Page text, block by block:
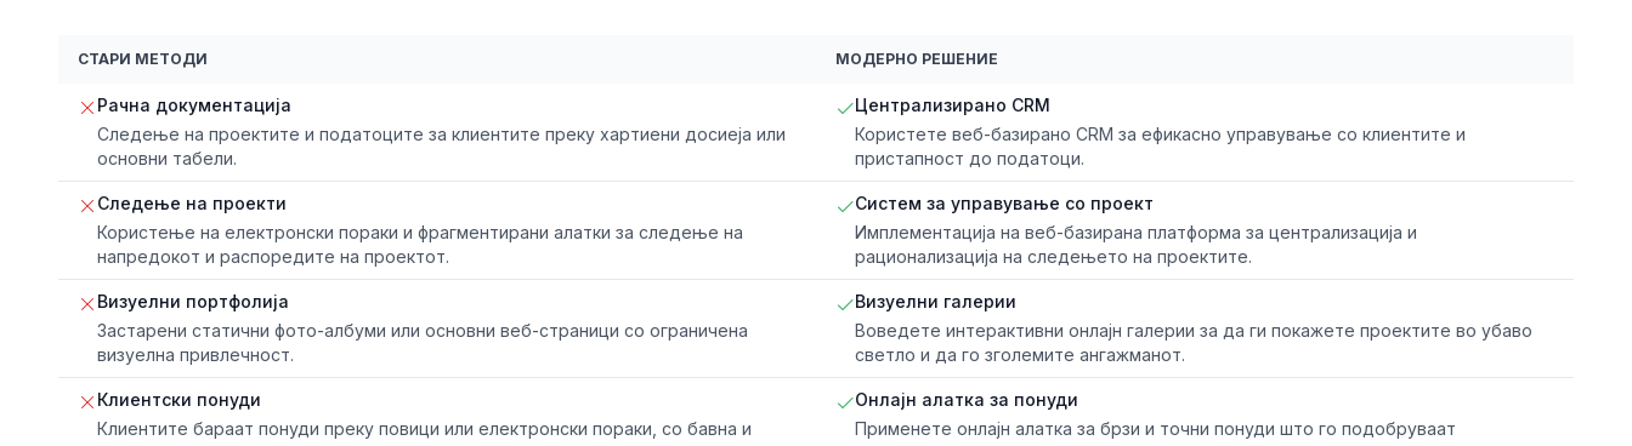
СТАРИ МЕТОДИ МОДЕРНО РЕШЕНИЕ
Рачна документација
Следење на проектите и податоците за клиентите преку хартиени досиеја или
основни табели.
Централизирано CRM
Користете веб-базирано CRM за ефикасно управување со клиентите и
пристапност до податоци.
Следење на проекти
Користење на електронски пораки и фрагментирани алатки за следење на
напредокот и распоредите на проектот.
Систем за управување со проект
Имплементација на веб-базирана платформа за централизација и
рационализација на следењето на проектите.
Визуелни портфолија
Застарени статични фото-албуми или основни веб-страници со ограничена
визуелна привлечност.
Визуелни галерии
Воведете интерактивни онлајн галерии за да ги покажете проектите во убаво
светло и да го зголемите ангажманот.
Клиентски понуди
Клиентите бараат понуди преку повици или електронски пораки, со бавна и
Онлајн алатка за понуди
Применете онлајн алатка за брзи и точни понуди што го подобруваат